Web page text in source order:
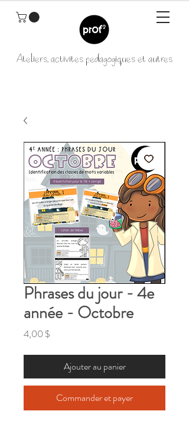
Ateliers, activités pédagogiques et autres
Phrases du jour - 4e
année - Octobre
4,00 $
Ajouter au panier
Commander et payer